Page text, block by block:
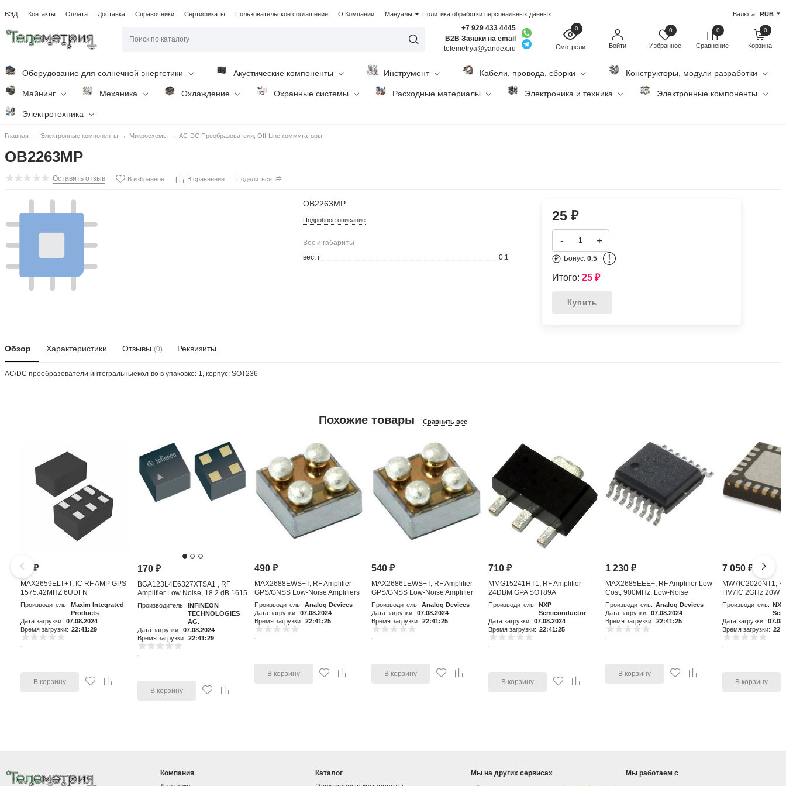
ВЭД Контакты Оплата Доставка Справочники Сертификаты Пользовательское соглашение О Компании Мануалы Политика обработки персональных данных Валюта: RUB
+7 929 433 4445
B2B Заявки на email
telemetrya@yandex.ru
0
Смотрели Войти
0
Избранное
0
Сравнение
0
Корзина
Оборудование для солнечной энергетики Акустические компоненты Инструмент Кабели, провода, сборки Конструкторы, модули разработки
Майнинг Механика Охлаждение Охранные системы Расходные материалы Электроника и техника Электронные компоненты
Электротехника
Главная → Электронные компоненты → Микросхемы → AC-DC Преобразователи, Off-Line коммутаторы
OB2263MP
Оставить отзыв В избранное В сравнение Поделиться
OB2263MP
Подробное описание
Вес и габариты
вес, г
0.1
25 ₽
- +
Бонус: 0.5 !
Итого: 25 ₽
Купить
Обзор Характеристики Отзывы (0) Реквизиты
AC/DC преобразователи интегральныекол-во в упаковке: 1, корпус: SOT236
Похожие товары Сравнить все
81₽
MAX2659ELT+T, IC RF AMP GPS
1575.42MHZ 6UDFN
Производитель:
Maxim Integrated
Products
Дата загрузки: 07.08.2024
Время загрузки: 22:41:29
В корзину
170₽
BGA123L4E6327XTSA1 , RF
Amplifier Low Noise, 18.2 dB 1615
MHz, 4-Pin TSLP-4-11
Производитель:
INFINEON
TECHNOLOGIES
AG.
Дата загрузки: 07.08.2024
Время загрузки: 22:41:29
В корзину
490₽
MAX2688EWS+T, RF Amplifier
GPS/GNSS Low-Noise Amplifiers
Производитель: Analog Devices
Дата загрузки: 07.08.2024
Время загрузки: 22:41:25
В корзину
540₽
MAX2686LEWS+T, RF Amplifier
GPS/GNSS Low-Noise Amplifier
with Integr
Производитель: Analog Devices
Дата загрузки: 07.08.2024
Время загрузки: 22:41:25
В корзину
710₽
MMG15241HT1, RF Amplifier
24DBM GPA SOT89A
Производитель:
NXP
Semiconductor
Дата загрузки: 07.08.2024
Время загрузки: 22:41:25
В корзину
1 230₽
MAX2685EEE+, RF Amplifier Low-
Cost, 900MHz, Low-Noise
Amplifier an
Производитель: Analog Devices
Дата загрузки: 07.08.2024
Время загрузки: 22:41:25
В корзину
7 050₽
MW7IC2020NT1,
HV7IC 2GHz 20W
Производитель:
NXP
Дата загрузки:
Время загрузки:
В корзину
Компания
Каталог
Мы на других сервисах Мы работаем с